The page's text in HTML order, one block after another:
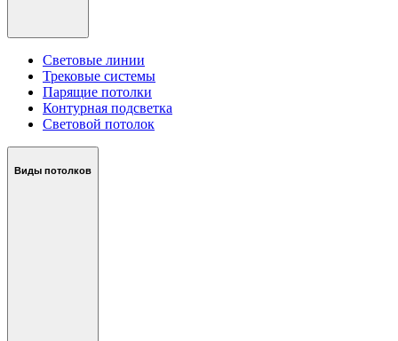
Световые линии
Трековые системы
Парящие потолки
Контурная подсветка
Световой потолок
Виды потолков